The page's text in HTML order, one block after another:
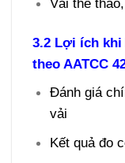
Vải thể
3.2 Lợi ích khi
theo AATCC
Đánh giá
vải
Kết quả đo